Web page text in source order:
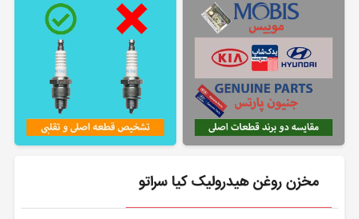
مخزن روغن هیدرولیک کیا سراتو